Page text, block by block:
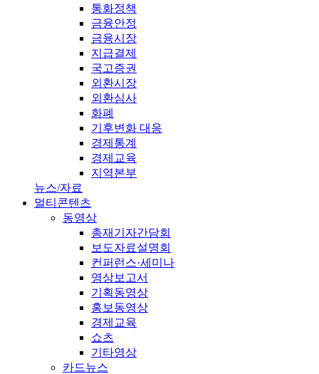
통화정책
금융안정
금융시장
지급결제
국고증권
외환시장
외환심사
화폐
기후변화 대응
경제통계
경제교육
지역본부
뉴스/자료
멀티콘텐츠
동영상
총재기자간담회
보도자료설명회
컨퍼런스·세미나
영상보고서
기획동영상
홍보동영상
경제교육
쇼츠
기타영상
카드뉴스